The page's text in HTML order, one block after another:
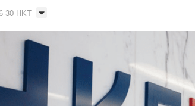
30 HKT